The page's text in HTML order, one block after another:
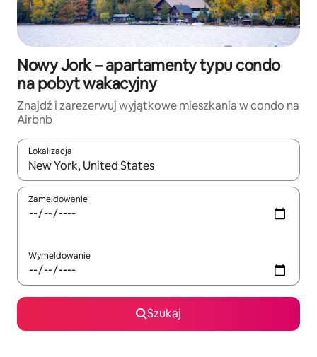
Nowy Jork – apartamenty typu condo
na pobyt wakacyjny
Znajdź i zarezerwuj wyjątkowe mieszkania w condo na
Airbnb
Lokalizacja
Gdy wyniki będą dostępne, możesz poruszać się po nich za
Zameldowanie
Wymeldowanie
Szukaj